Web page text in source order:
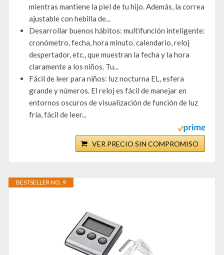
mientras mantiene la piel de tu hijo. Además, la correa
ajustable con hebilla de...
Desarrollar buenos hábitos: multifunción inteligente:
cronómetro, fecha, hora minuto, calendario, reloj
despertador, etc., que muestran la fecha y la hora
claramente a los niños. Tu...
Fácil de leer para niños: luz nocturna EL, esfera
grande y números. El reloj es fácil de manejar en
entornos oscuros de visualización de función de luz
fría, fácil de leer...
VER PRECIO SIN COMPROMISO
BESTSELLER NO. 9